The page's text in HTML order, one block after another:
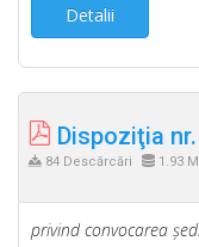
Detalii
Dispoziţia
84 Descărcări 1.93
privind convocarea